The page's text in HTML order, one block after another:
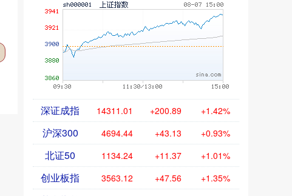
深证成指 14311.01 +200.89 +1.42%
沪深300 4694.44 +43.13 +0.93%
北证50 1134.24 +11.37 +1.01%
创业板指 3563.12 +47.56 +1.35%